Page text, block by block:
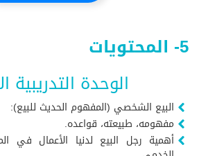
5- المحتويات
الوحدة التدريبية
البيع الشخصي (المفهوم الحديث للبيع):
مفهومه، طبيعته، قواعده.
أهمية رجل البيع لدنيا الأعمال في